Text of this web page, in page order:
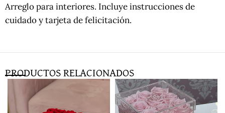
Arreglo para interiores. Incluye instrucciones de
cuidado y tarjeta de felicitación.
PRODUCTOS RELACIONADOS